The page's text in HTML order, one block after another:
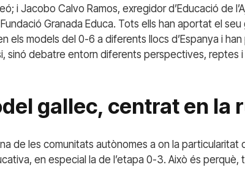
i Jacobo Calvo Ramos, exregidor d’Educació de
Granada Educa. Tots ells han aportat el
els models del 0-6 a diferents llocs d’Espanya i
sinó debatre entorn diferents perspectives, reptes
gallec, centrat en la
de les comunitats autònomes a on la particularitat
en especial la de l’etapa 0-3. Això és